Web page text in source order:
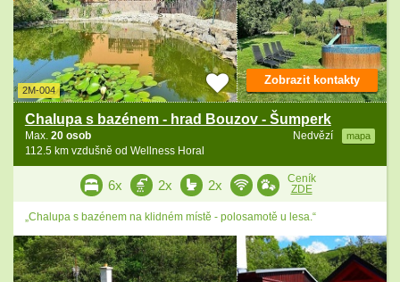
2M-004
Chalupa s bazénem - hrad Bouzov - Šumperk
Nedvězí mapa
Max. 20 osob
112.5 km vzdušně od Wellness Horal
Zobrazit kontakty
6x 2x 2x
Ceník
ZDE
„Chalupa s bazénem na klidném místě - polosamotě u lesa.“